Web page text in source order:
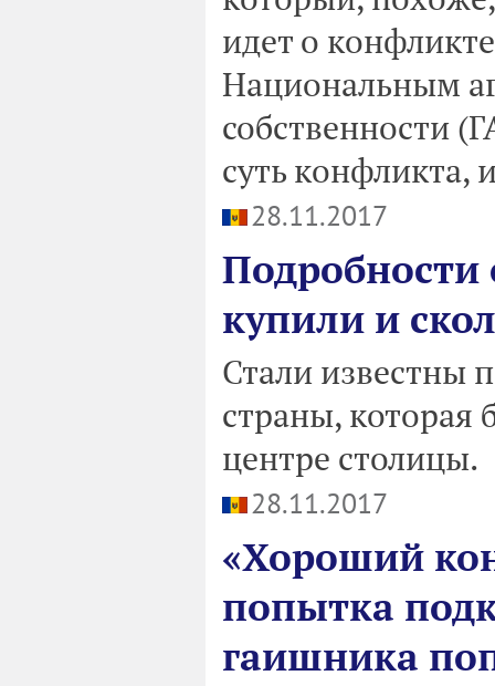
идет о
Национальным
собственности
суть конфликта,
28.11.2017
Подробности
купили и
Стали известны
страны, которая
центре столицы.
28.11.2017
«Хороший
попытка
гаишника